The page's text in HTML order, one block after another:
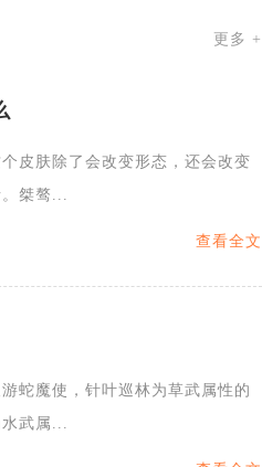
更多 +
皮肤除了会改变形态，还会改变
桀骜...
查看全文
蛇魔使，针叶巡林为草武属性的
武属...